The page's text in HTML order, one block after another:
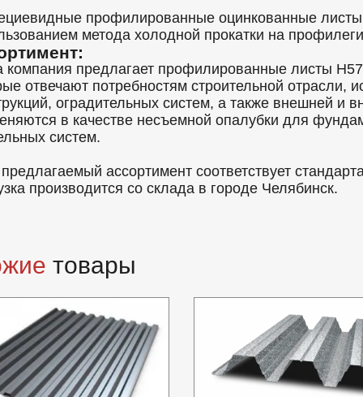
профилированные оцинкованные
метода холодной прокатки на
предлагает профилированные листы
отвечают потребностям строительной отрасли,
оградительных систем, а также внешней и
в качестве несъемной опалубки для
систем.
ассортимент соответствует
производится со склада в городе Челябинск.
товары